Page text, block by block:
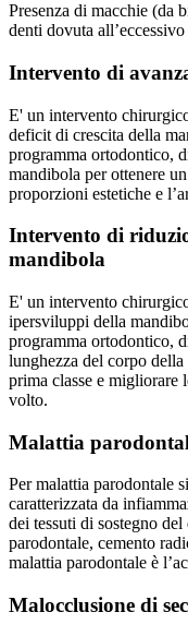
Presenza di macchie (da
denti dovuta
Intervento di
E' un intervento
deficit di crescita della
programma ortodontico,
mandibola per ottenere
proporzioni estetiche e
Intervento di
mandibola
E' un intervento
ipersviluppi della
programma ortodontico,
lunghezza del corpo
prima classe e migliorare
volto.
Malattia
Per malattia parodontale
caratterizzata da
dei tessuti di sostegno
parodontale, cemento
malattia parodontale è
Malocclusione di